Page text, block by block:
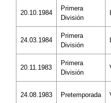
20.10.1984
Primera
División
24.03.1984
Primera
División
20.11.1983
Primera
División
24.08.1983 Pretemporada